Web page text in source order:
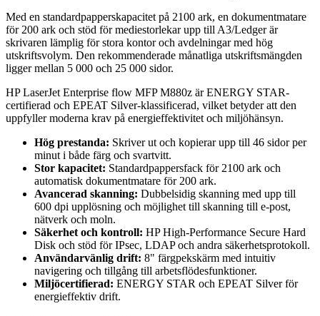
Med en standardpapperskapacitet på 2100 ark, en dokumentmatare
för 200 ark och stöd för mediestorlekar upp till A3/Ledger är
skrivaren lämplig för stora kontor och avdelningar med hög
utskriftsvolym. Den rekommenderade månatliga utskriftsmängden
ligger mellan 5 000 och 25 000 sidor.
HP LaserJet Enterprise flow MFP M880z är ENERGY STAR-
certifierad och EPEAT Silver-klassificerad, vilket betyder att den
uppfyller moderna krav på energieffektivitet och miljöhänsyn.
Hög prestanda: Skriver ut och kopierar upp till 46 sidor per
minut i både färg och svartvitt.
Stor kapacitet: Standardpappersfack för 2100 ark och
automatisk dokumentmatare för 200 ark.
Avancerad skanning: Dubbelsidig skanning med upp till
600 dpi upplösning och möjlighet till skanning till e-post,
nätverk och moln.
Säkerhet och kontroll: HP High-Performance Secure Hard
Disk och stöd för IPsec, LDAP och andra säkerhetsprotokoll.
Användarvänlig drift: 8" färgpekskärm med intuitiv
navigering och tillgång till arbetsflödesfunktioner.
Miljöcertifierad: ENERGY STAR och EPEAT Silver för
energieffektiv drift.